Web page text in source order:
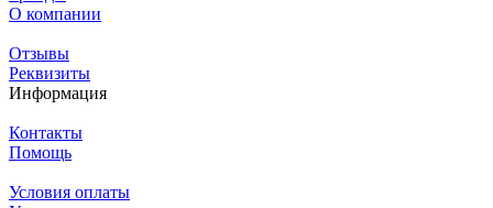
О компании
Отзывы
Реквизиты
Информация
Контакты
Помощь
Условия оплаты